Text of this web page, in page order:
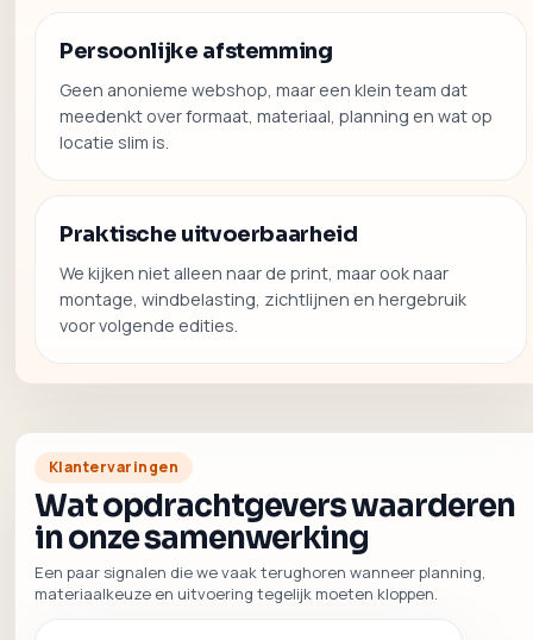
Persoonlijke afstemming
Geen anonieme webshop, maar een klein team dat
meedenkt over formaat, materiaal, planning en wat op
locatie slim is.
Praktische uitvoerbaarheid
We kijken niet alleen naar de print, maar ook naar
montage, windbelasting, zichtlijnen en hergebruik
voor volgende edities.
Klantervaringen
Wat opdrachtgevers waarderen
in onze samenwerking
Een paar signalen die we vaak terughoren wanneer planning,
materiaalkeuze en uitvoering tegelijk moeten kloppen.